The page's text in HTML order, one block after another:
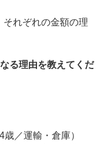
れぞれの金額の理
る理由を教えてくだ
／運輸・倉庫）